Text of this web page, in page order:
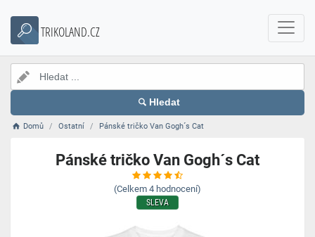
TRIKOLAND.CZ
Hledat
Domů Ostatní Pánské tričko Van Gogh´s Cat
Pánské tričko Van Gogh´s Cat
(Celkem 4 hodnocení)
SLEVA